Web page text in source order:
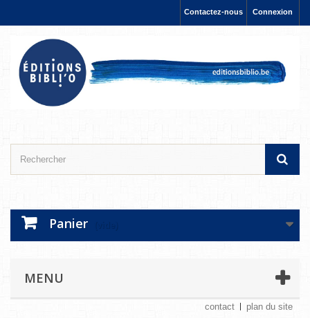
Connexion
Contactez-nous
Panier
MENU
contact plan du site